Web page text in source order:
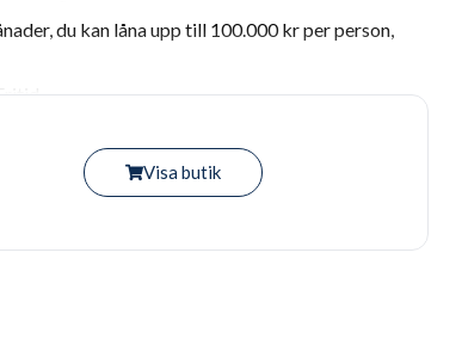
du kan låna upp till 100.000 kr per person,
Visa butik